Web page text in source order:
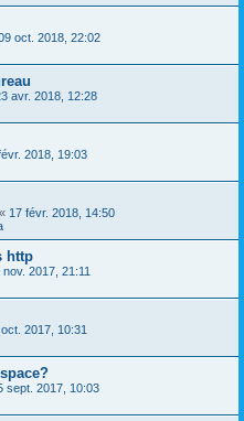
oct. 2018, 22:02
avr. 2018, 12:28
2018, 19:03
« 17 févr. 2018, 14:50
http
nov. 2017, 21:11
2017, 10:31
sept. 2017, 10:03